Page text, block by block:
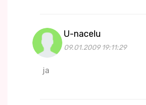
U-nacelu
09.01.2009 19:11:29
ja